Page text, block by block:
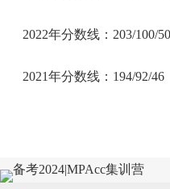
2022年分数线：203/100/50
2021年分数线：194/92/46